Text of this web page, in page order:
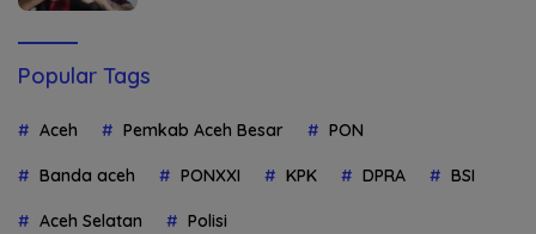
Popular Tags
Aceh Pemkab Aceh Besar PON
Banda aceh PONXXI KPK DPRA BSI
Aceh Selatan Polisi